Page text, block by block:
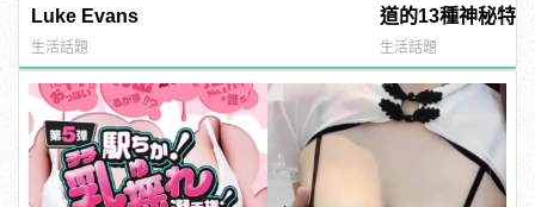
Luke Evans
生活話題
道的13種神秘特
悔
生活話題